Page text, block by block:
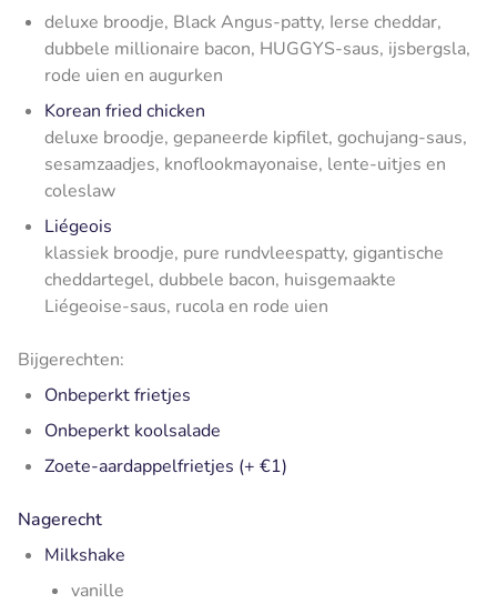
deluxe broodje, Black Angus-patty, Ierse cheddar,
dubbele millionaire bacon, HUGGYS-saus, ijsbergsla,
rode uien en augurken
Korean fried chicken
deluxe broodje, gepaneerde kipfilet, gochujang-saus,
sesamzaadjes, knoflookmayonaise, lente-uitjes en
coleslaw
Liégeois
klassiek broodje, pure rundvleespatty, gigantische
cheddartegel, dubbele bacon, huisgemaakte
Liégeoise-saus, rucola en rode uien
Bijgerechten:
Onbeperkt frietjes
Onbeperkt koolsalade
Zoete-aardappelfrietjes (+ €1)
Nagerecht
Milkshake
vanille